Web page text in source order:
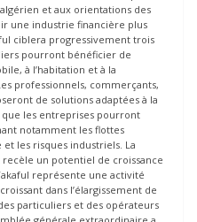
et aux orientations des
une industrie financière plus
ciblera progressivement trois
pourront bénéficier de
à l’habitation et à la
professionnels, commerçants,
de solutions adaptées à la
les entreprises pourront
notamment les flottes
les risques industriels. La
un potentiel de croissance
représente une activité
dans l’élargissement de
particuliers et des opérateurs